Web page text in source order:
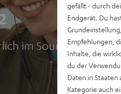
im Sound
gefällt - durch
Endgerät. Du
Empfehlungen,
Inhalte, die
du der
Daten in Staaten
Kategorie auch